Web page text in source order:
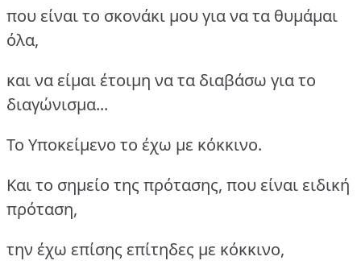
που είναι το σκονάκι μου για να τα θυμάμαι
όλα,
και να είμαι έτοιμη να τα διαβάσω για το
διαγώνισμα...
Το Υποκείμενο το έχω με κόκκινο.
Και το σημείο της πρότασης, που είναι ειδική
πρόταση,
την έχω επίσης επίτηδες με κόκκινο,